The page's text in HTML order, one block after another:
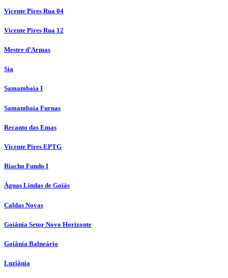
Vicente Pires Rua 04
Vicente Pires Rua 12
Mestre d’Armas
Sia
Samambaia I
Samambaia Furnas
Recanto das Emas
Vicente Pires EPTG
Riacho Fundo I
Águas Lindas de Goiás
Caldas Novas
Goiânia Setor Novo Horizonte
Goiânia Balneário
Luziânia